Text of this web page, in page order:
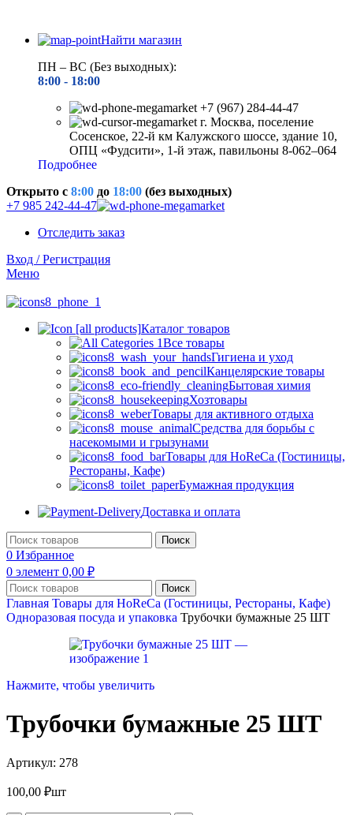
Найти магазин
ПН – ВС (Без выходных):
8:00 - 18:00
+7 (967) 284-44-47
г. Москва, поселение
Сосенское, 22-й км Калужского шоссе, здание 10,
ОПЦ «Фудсити», 1-й этаж, павильоны 8-062–064
Подробнее
Открыто c 8:00 до 18:00 (без выходных)
+7 985 242-44-47
Отследить заказ
Вход / Регистрация
Меню
Каталог товаров
Все товары
Гигиена и уход
Канцелярские товары
Бытовая химия
Хозтовары
Товары для активного отдыха
Средства для борьбы с
насекомыми и грызунами
Товары для HoReCa (Гостиницы,
Рестораны, Кафе)
Бумажная продукция
Доставка и оплата
Поиск
0 Избранное
0 элемент 0,00 ₽
Поиск
Главная Товары для HoReCa (Гостиницы, Рестораны, Кафе)
Одноразовая посуда и упаковка Трубочки бумажные 25 ШТ
Нажмите, чтобы увеличить
Трубочки бумажные 25 ШТ
Артикул: 278
100,00 ₽шт